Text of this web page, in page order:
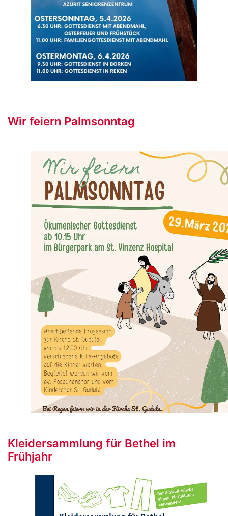
Wir feiern Palmsonntag
Kleidersammlung für Bethel im
Frühjahr